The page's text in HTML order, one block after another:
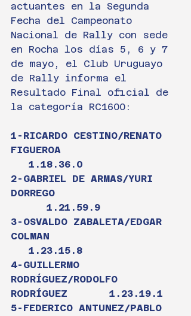
actuantes en la Segunda
Fecha del Campeonato
Nacional de Rally con sede
en Rocha los días 5, 6 y 7
de mayo, el Club Uruguayo
de Rally informa el
Resultado Final oficial de
la categoría RC1600:
1-RICARDO CESTINO/RENATO
FIGUEROA
   1.18.36.0
2-GABRIEL DE ARMAS/YURI
DORREGO
      1.21.59.9
3-OSVALDO ZABALETA/EDGAR
COLMAN
   1.23.15.8
4-GUILLERMO
RODRÍGUEZ/RODOLFO
RODRÍGUEZ       1.23.19.1
5-FEDERICO ANTUNEZ/PABLO